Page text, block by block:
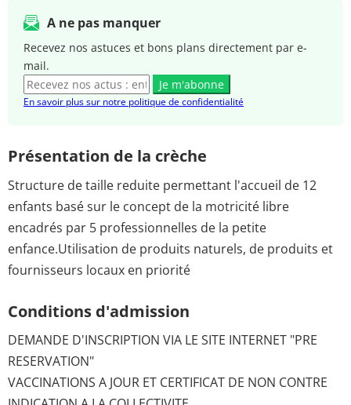
A ne pas manquer
Recevez nos astuces et bons plans directement par e-
mail.
Je m'abonne
En savoir plus sur notre politique de confidentialité
Présentation de la crèche
Structure de taille reduite permettant l'accueil de 12
enfants basé sur le concept de la motricité libre
encadrés par 5 professionnelles de la petite
enfance.Utilisation de produits naturels, de produits et
fournisseurs locaux en priorité
Conditions d'admission
DEMANDE D'INSCRIPTION VIA LE SITE INTERNET "PRE
RESERVATION"
VACCINATIONS A JOUR ET CERTIFICAT DE NON CONTRE